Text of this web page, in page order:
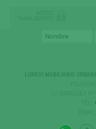
ACCESO
TRABAJADORES